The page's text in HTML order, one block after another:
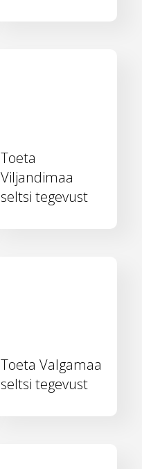
Toeta
Viljandimaa
seltsi tegevust
Toeta Valgamaa
seltsi tegevust